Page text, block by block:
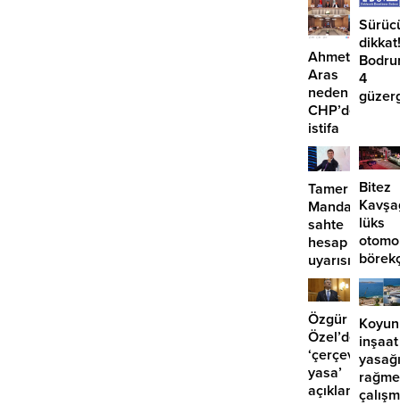
Ahmet
Aras
neden
CHP’den
istifa
etmiyor?
dikkat!
4
Tamer
sahte
hesap
uyarısı
Bitez
lüks
girdi:
2
Özgür
Özel’den
‘çerçeve
yasa’
açıklaması:
inşaat